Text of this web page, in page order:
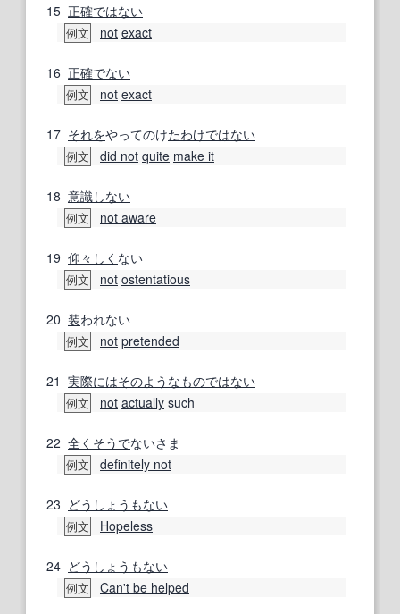
15 正確ではない
例文 not exact
16 正確でない
例文 not exact
17 それをやってのけたわけではない
例文 did not quite make it
18 意識しない
例文 not aware
19 仰々しく ない
例文 not ostentatious
20 装われない
例文 not pretended
21 実際にはそのようなものではない
例文 not actually such
22 全く そうでないさま
例文 definitely not
23 どうしょうもない
例文 Hopeless
24 どうしょうもない
例文 Can't be helped